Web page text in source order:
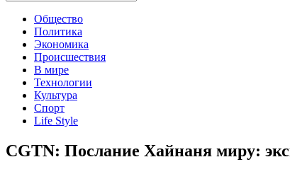
Общество
Политика
Экономика
Происшествия
В мире
Технологии
Культура
Спорт
Life Style
CGTN: Послание Хайнаня миру: